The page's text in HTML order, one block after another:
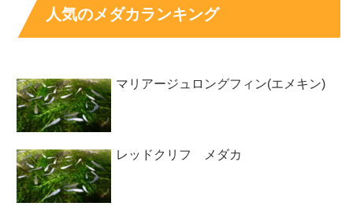
人気のメダカランキング
マリアージュロングフィン(エメキン)
レッドクリフ メダカ